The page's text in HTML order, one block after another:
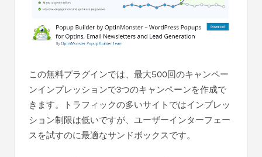
この無料プラグインでは、最大500回のキャンペー
ンインプレッションで3つのキャンペーンを作成で
きます。トラフィックの多いサイトではインプレッ
ション制限は低いですが、ユーザーインターフェー
スを試すのに最適なサンドボックスです。